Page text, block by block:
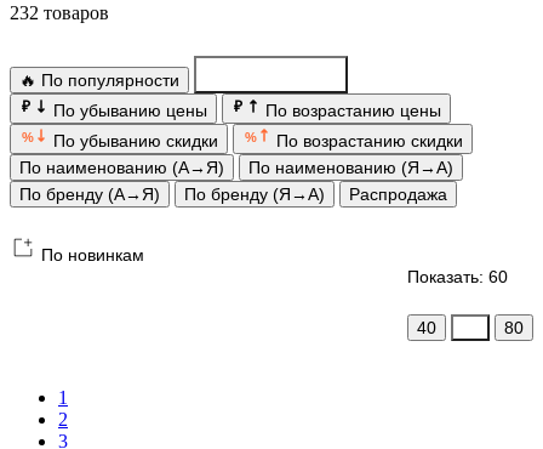
232 товаров
🔥 По популярности
₽ По убыванию цены ₽ По возрастанию цены
% По убыванию скидки %
По возрастанию скидки
По наименованию (А→Я)
По наименованию (Я→А)
По бренду (А→Я)
По бренду (Я→А) Распродажа
По новинкам
Показать: 60
40 80
1
2
3